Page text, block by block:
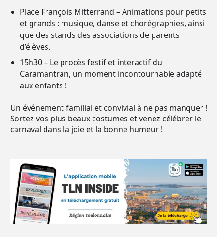
Place François Mitterrand – Animations pour petits
et grands : musique, danse et chorégraphies, ainsi
que des stands des associations de parents
d’élèves.
15h30 – Le procès festif et interactif du
Caramantran, un moment incontournable adapté
aux enfants !
Un événement familial et convivial à ne pas manquer !
Sortez vos plus beaux costumes et venez célébrer le
carnaval dans la joie et la bonne humeur !